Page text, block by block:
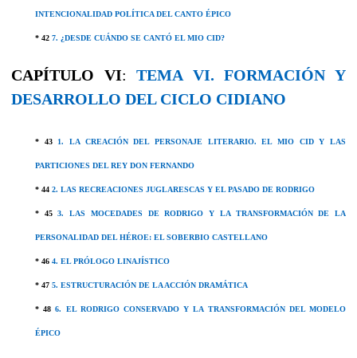
INTENCIONALIDAD POLÍTICA DEL CANTO ÉPICO
* 42 7. ¿DESDE CUÁNDO SE CANTÓ EL MIO CID?
CAPÍTULO VI:TEMA VI. FORMACIÓN Y
DESARROLLO DEL CICLO CIDIANO
* 43 1. LA CREACIÓN DEL PERSONAJE LITERARIO. EL MIO CID Y LAS
PARTICIONES DEL REY DON FERNANDO
* 44 2. LAS RECREACIONES JUGLARESCAS Y EL PASADO DE RODRIGO
* 453. LAS MOCEDADES DE RODRIGO Y LA TRANSFORMACIÓN DE LA
PERSONALIDAD DEL HÉROE: EL SOBERBIO CASTELLANO
* 46 4. EL PRÓLOGO LINAJÍSTICO
* 47 5. ESTRUCTURACIÓN DE LA ACCIÓN DRAMÁTICA
* 486. EL RODRIGO CONSERVADO Y LA TRANSFORMACIÓN DEL MODELO
ÉPICO